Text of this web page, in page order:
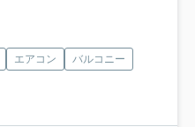
エアコン
バルコニー